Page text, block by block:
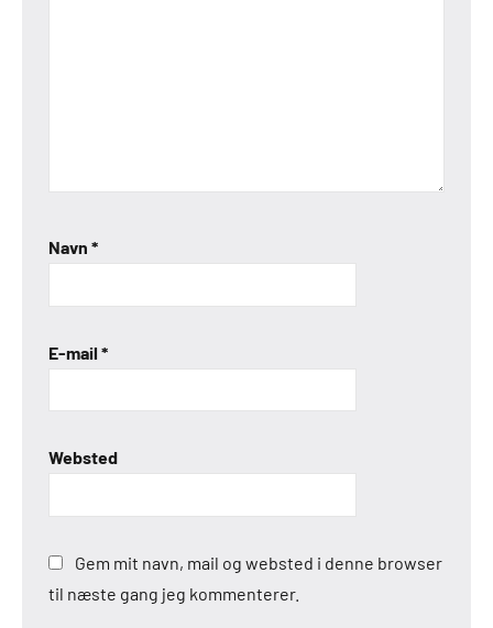
Navn *
E-mail *
Websted
Gem mit navn, mail og websted i denne browser
til næste gang jeg kommenterer.